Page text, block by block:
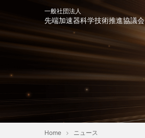
一般社団法人
先端加速器科学技術推進協議会
会長挨拶
Home ニュース